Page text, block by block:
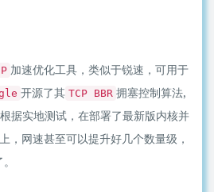
加速优化工具，类似于锐速，可用于
开源了其 TCP BBR 拥塞控制算法,
据实地测试，在部署了最新版内核并
，网速甚至可以提升好几个数量级，